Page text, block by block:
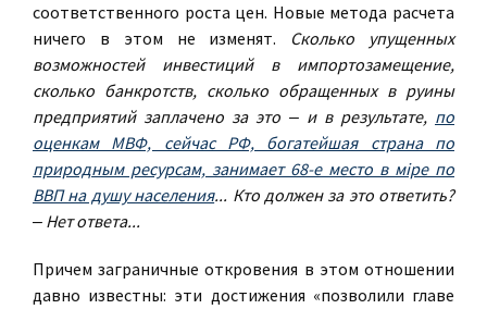
соответственного роста цен. Новые метода расчета
ничего в этом не изменят. Сколько упущенных
возможностей инвестиций в импортозамещение,
сколько банкротств, сколько обращенных в руины
предприятий заплачено за это ‒ и в результате, по
оценкам МВФ, сейчас РФ, богатейшая страна по
природным ресурсам, занимает 68-е место в мiре по
ВВП на душу населения... Кто должен за это ответить?
‒ Нет ответа...
Причем заграничные откровения в этом отношении
давно известны: эти достижения «позволили главе